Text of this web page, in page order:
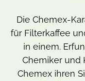
Die Chemex-
für Filterkaffee
in einem.
Chemiker und
Chemex ihren